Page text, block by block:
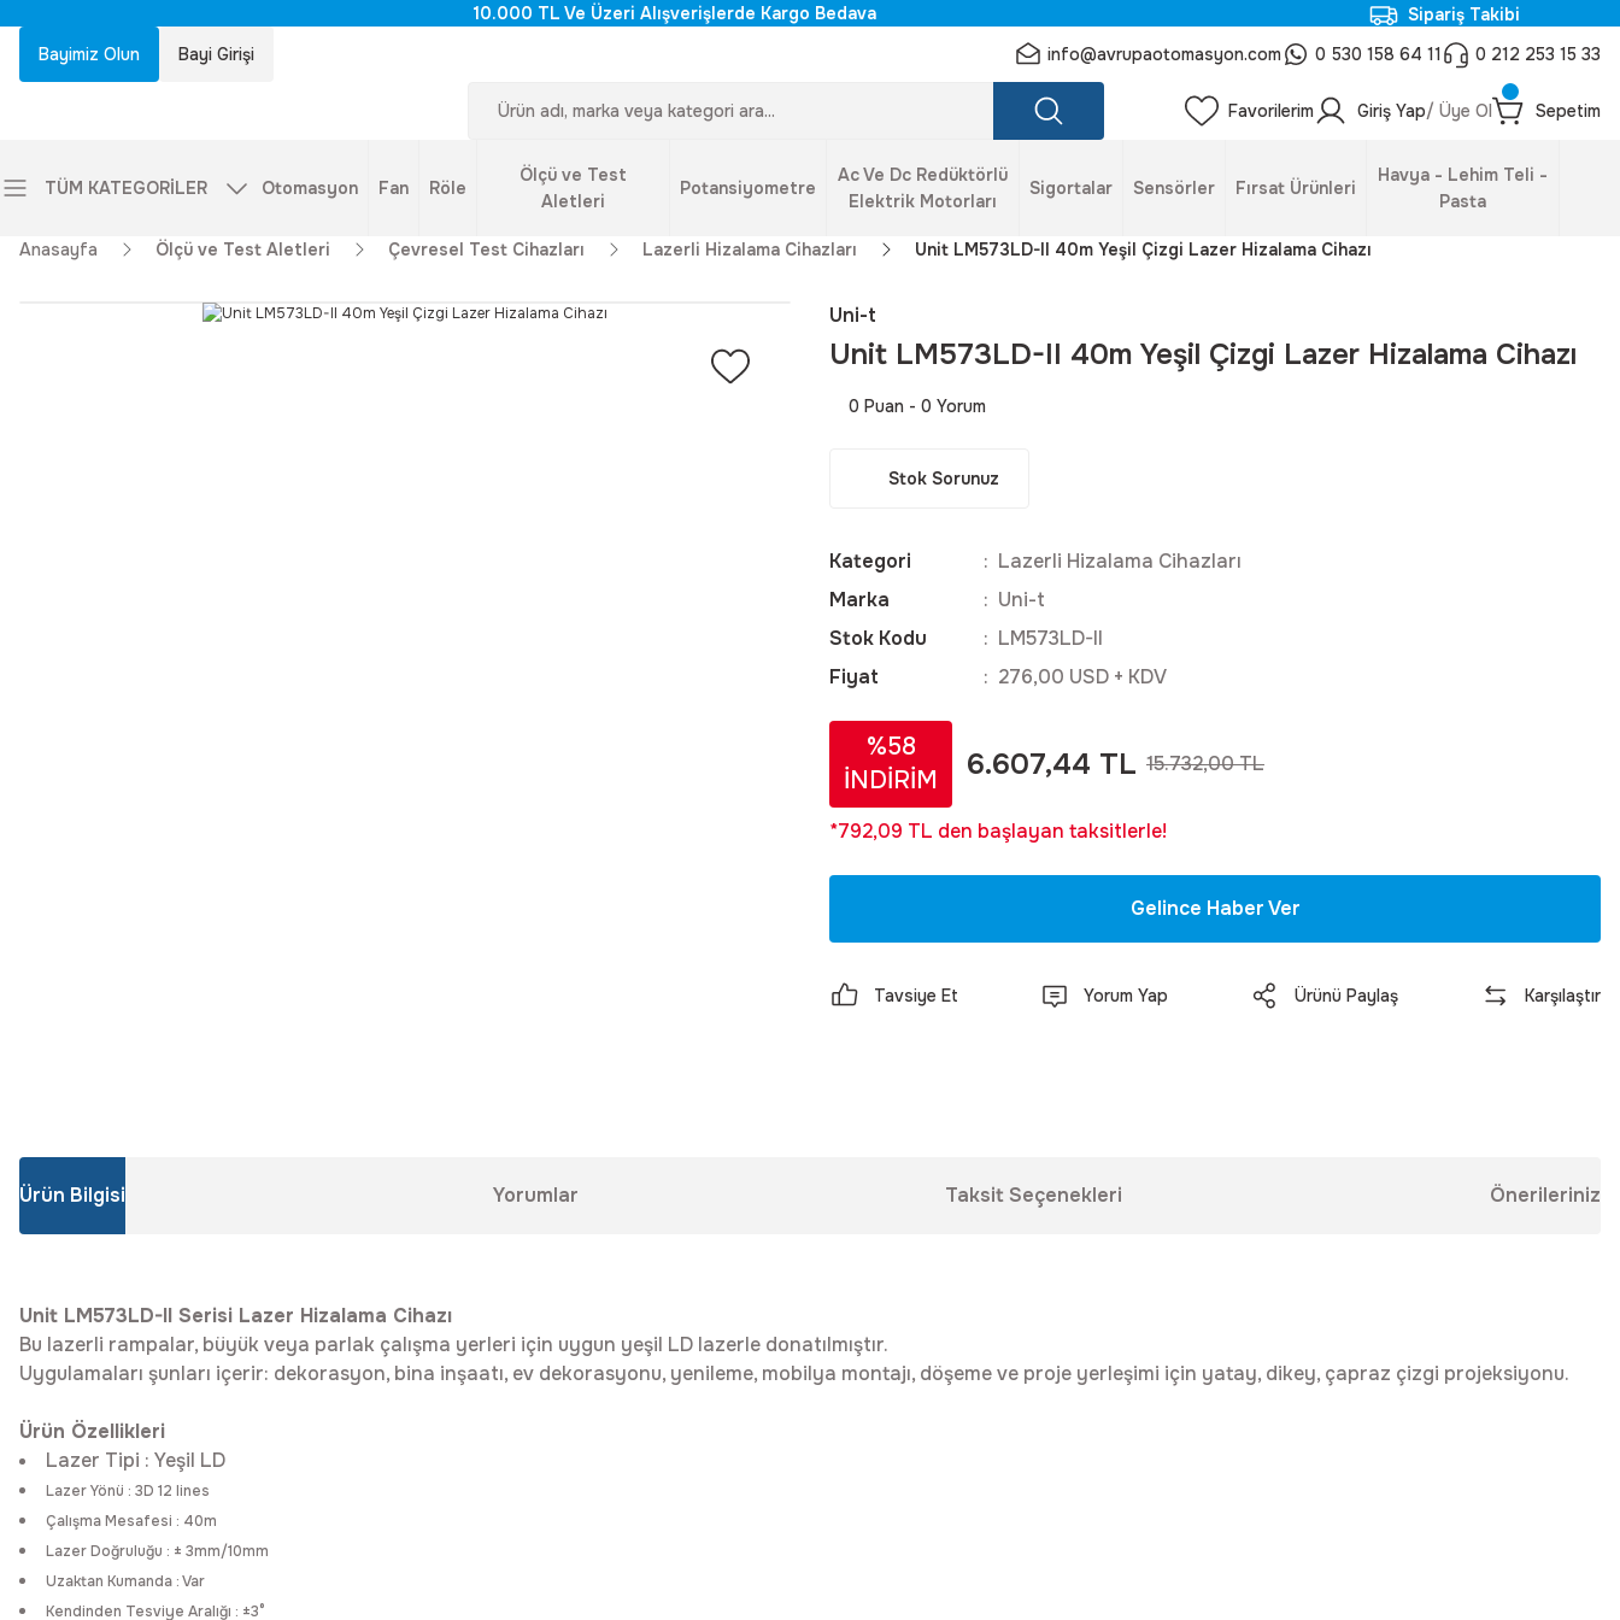
10.000 TL Ve Üzeri Alışverişlerde Kargo Bedava
Sipariş Takibi
Bayimiz Olun
Bayi Girişi info@avrupaotomasyon.com 0 530 158 64 11 0 212 253 15 33
Favorilerim Giriş Yap/ Üye Ol Sepetim
TÜM KATEGORİLER Otomasyon Fan Röle
Ölçü ve Test
Aletleri
Potansiyometre
Ac Ve Dc Redüktörlü
Elektrik Motorları
Sigortalar Sensörler Fırsat Ürünleri
Havya - Lehim Teli -
Pasta
Anasayfa Ölçü ve Test Aletleri Çevresel Test Cihazları Lazerli Hizalama Cihazları Unit LM573LD-II 40m Yeşil Çizgi Lazer Hizalama Cihazı
Uni-t
Unit LM573LD-II 40m Yeşil Çizgi Lazer Hizalama Cihazı
0 Puan - 0 Yorum
Stok Sorunuz
Kategori
Lazerli Hizalama Cihazları
Marka
Uni-t
Stok Kodu
LM573LD-II
Fiyat
276,00 USD + KDV
%58
İNDİRİM
6.607,44 TL 15.732,00 TL
*792,09 TL den başlayan taksitlerle!
Gelince Haber Ver
Tavsiye Et Yorum Yap Ürünü Paylaş Karşılaştır
Ürün Bilgisi Yorumlar Taksit Seçenekleri Önerileriniz
Unit LM573LD-II Serisi Lazer Hizalama Cihazı
Bu lazerli rampalar, büyük veya parlak çalışma yerleri için uygun yeşil LD lazerle donatılmıştır.
Uygulamaları şunları içerir: dekorasyon, bina inşaatı, ev dekorasyonu, yenileme, mobilya montajı, döşeme ve proje yerleşimi için yatay, dikey, çapraz çizgi projeksiyonu.
Ürün Özellikleri
Lazer Tipi : Yeşil LD
Lazer Yönü : 3D 12 lines
Çalışma Mesafesi : 40m
Lazer Doğruluğu : ± 3mm/10mm
Uzaktan Kumanda : Var
Kendinden Tesviye Aralığı : ±3°